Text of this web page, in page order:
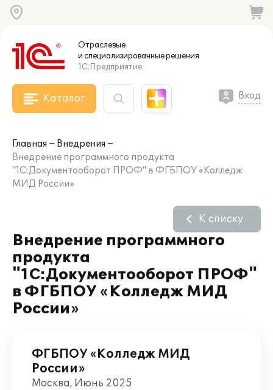
Отраслевые
и специализированныерешения
1С:Предприятие
Каталог Вход
Главная
Внедрения
Внедрение программного продукта
"1С:Документооборот ПРОФ" в ФГБПОУ «Колледж
МИД России»
Внедрение программного
продукта
"1С:Документооборот ПРОФ"
в ФГБПОУ «Колледж МИД
России»
К списку
ФГБПОУ «Колледж МИД
России»
Москва, Июнь 2025